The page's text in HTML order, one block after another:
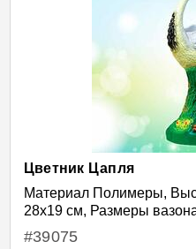
Цветник Цапля
Материал Полимеры,
28х19 см, Размеры
#39075